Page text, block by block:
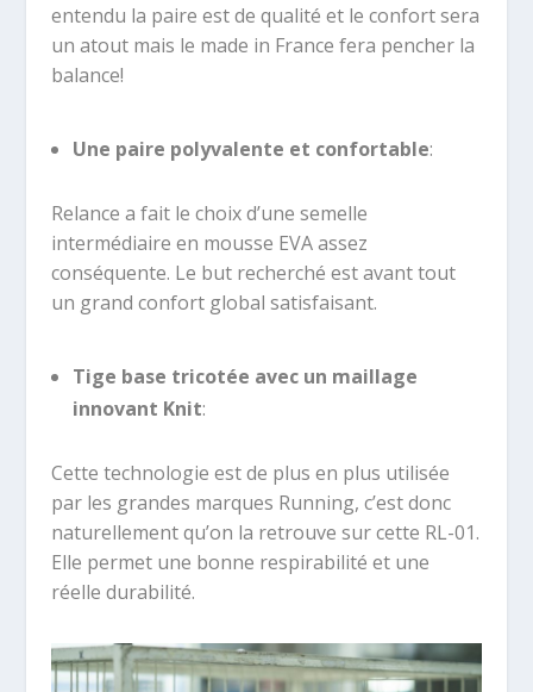
entendu la paire est de qualité et le confort sera
un atout mais le made in France fera pencher la
balance!
Une paire polyvalente et confortable:
Relance a fait le choix d’une semelle
intermédiaire en mousse EVA assez
conséquente. Le but recherché est avant tout
un grand confort global satisfaisant.
Tige base tricotée avec un maillage
innovant Knit:
Cette technologie est de plus en plus utilisée
par les grandes marques Running, c’est donc
naturellement qu’on la retrouve sur cette RL-01.
Elle permet une bonne respirabilité et une
réelle durabilité.